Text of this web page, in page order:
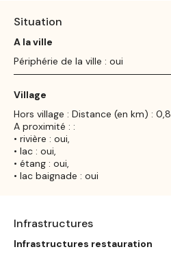
Situation
A la ville
Périphérie de la ville : oui
Village
Hors village : Distance (en km) : 0,8
A proximité : :
• rivière : oui,
• lac : oui,
• étang : oui,
• lac baignade : oui
Infrastructures
Infrastructures restauration